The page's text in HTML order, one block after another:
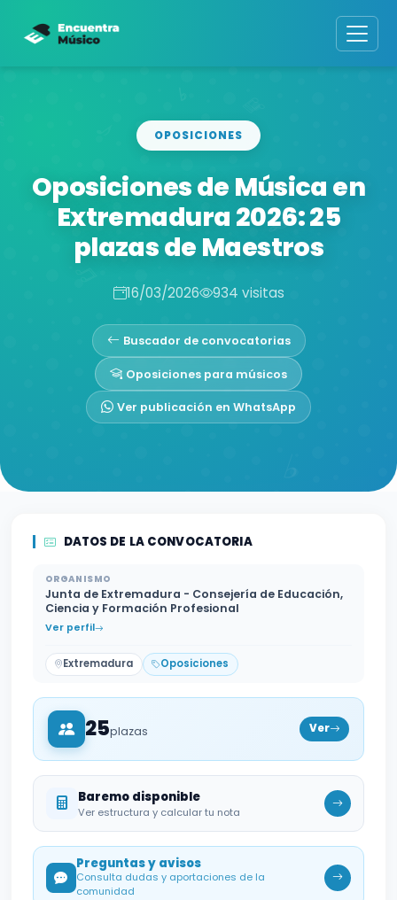
OPOSICIONES
Oposiciones de Música en
Extremadura 2026: 25
plazas de Maestros
16/03/2026 934 visitas
Buscador de convocatorias
Oposiciones para músicos
Ver publicación en WhatsApp
DATOS DE LA CONVOCATORIA
ORGANISMO
Junta de Extremadura - Consejería de Educación,
Ciencia y Formación Profesional
Ver perfil
Extremadura Oposiciones
25plazas Ver
Baremo disponible
Ver estructura y calcular tu nota
Preguntas y avisos
Consulta dudas y aportaciones de la
comunidad